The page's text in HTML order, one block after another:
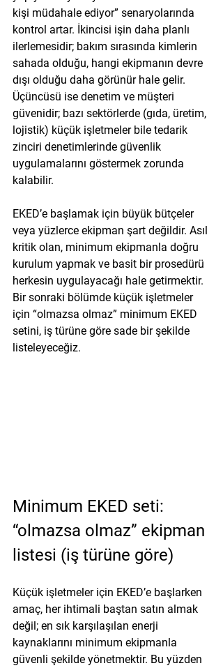
kişi müdahale ediyor” senaryolarında
kontrol artar. İkincisi işin daha planlı
ilerlemesidir; bakım sırasında kimlerin
sahada olduğu, hangi ekipmanın devre
dışı olduğu daha görünür hale gelir.
Üçüncüsü ise denetim ve müşteri
güvenidir; bazı sektörlerde (gıda, üretim,
lojistik) küçük işletmeler bile tedarik
zinciri denetimlerinde güvenlik
uygulamalarını göstermek zorunda
kalabilir.
EKED’e başlamak için büyük bütçeler
veya yüzlerce ekipman şart değildir. Asıl
kritik olan, minimum ekipmanla doğru
kurulum yapmak ve basit bir prosedürü
herkesin uygulayacağı hale getirmektir.
Bir sonraki bölümde küçük işletmeler
için “olmazsa olmaz” minimum EKED
setini, iş türüne göre sade bir şekilde
listeleyeceğiz.
Minimum EKED seti:
“olmazsa olmaz” ekipman
listesi (iş türüne göre)
Küçük işletmeler için EKED’e başlarken
amaç, her ihtimali baştan satın almak
değil; en sık karşılaşılan enerji
kaynaklarını minimum ekipmanla
güvenli şekilde yönetmektir. Bu yüzden